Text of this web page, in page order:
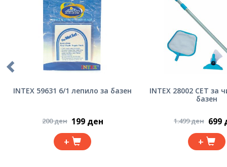
INTEX 59631 6/1 лепило за базен
200 ден 199 ден
+
INTEX 28002 СЕТ за
базен
1.499 ден 699
+